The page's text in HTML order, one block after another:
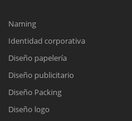
Naming
Identidad corporativa
Diseño papelería
Diseño publicitario
Diseño Packing
Diseño logo